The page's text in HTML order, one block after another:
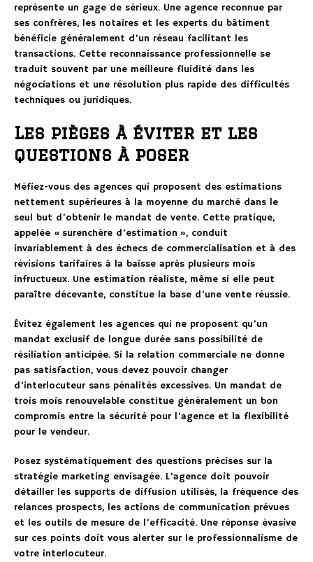
représente un gage de sérieux. Une agence reconnue par
ses confrères, les notaires et les experts du bâtiment
bénéficie généralement d’un réseau facilitant les
transactions. Cette reconnaissance professionnelle se
traduit souvent par une meilleure fluidité dans les
négociations et une résolution plus rapide des difficultés
techniques ou juridiques.
Les pièges à éviter et les
questions à poser
Méfiez-vous des agences qui proposent des estimations
nettement supérieures à la moyenne du marché dans le
seul but d’obtenir le mandat de vente. Cette pratique,
appelée « surenchère d’estimation », conduit
invariablement à des échecs de commercialisation et à des
révisions tarifaires à la baisse après plusieurs mois
infructueux. Une estimation réaliste, même si elle peut
paraître décevante, constitue la base d’une vente réussie.
Évitez également les agences qui ne proposent qu’un
mandat exclusif de longue durée sans possibilité de
résiliation anticipée. Si la relation commerciale ne donne
pas satisfaction, vous devez pouvoir changer
d’interlocuteur sans pénalités excessives. Un mandat de
trois mois renouvelable constitue généralement un bon
compromis entre la sécurité pour l’agence et la flexibilité
pour le vendeur.
Posez systématiquement des questions précises sur la
stratégie marketing envisagée. L’agence doit pouvoir
détailler les supports de diffusion utilisés, la fréquence des
relances prospects, les actions de communication prévues
et les outils de mesure de l’efficacité. Une réponse évasive
sur ces points doit vous alerter sur le professionnalisme de
votre interlocuteur.